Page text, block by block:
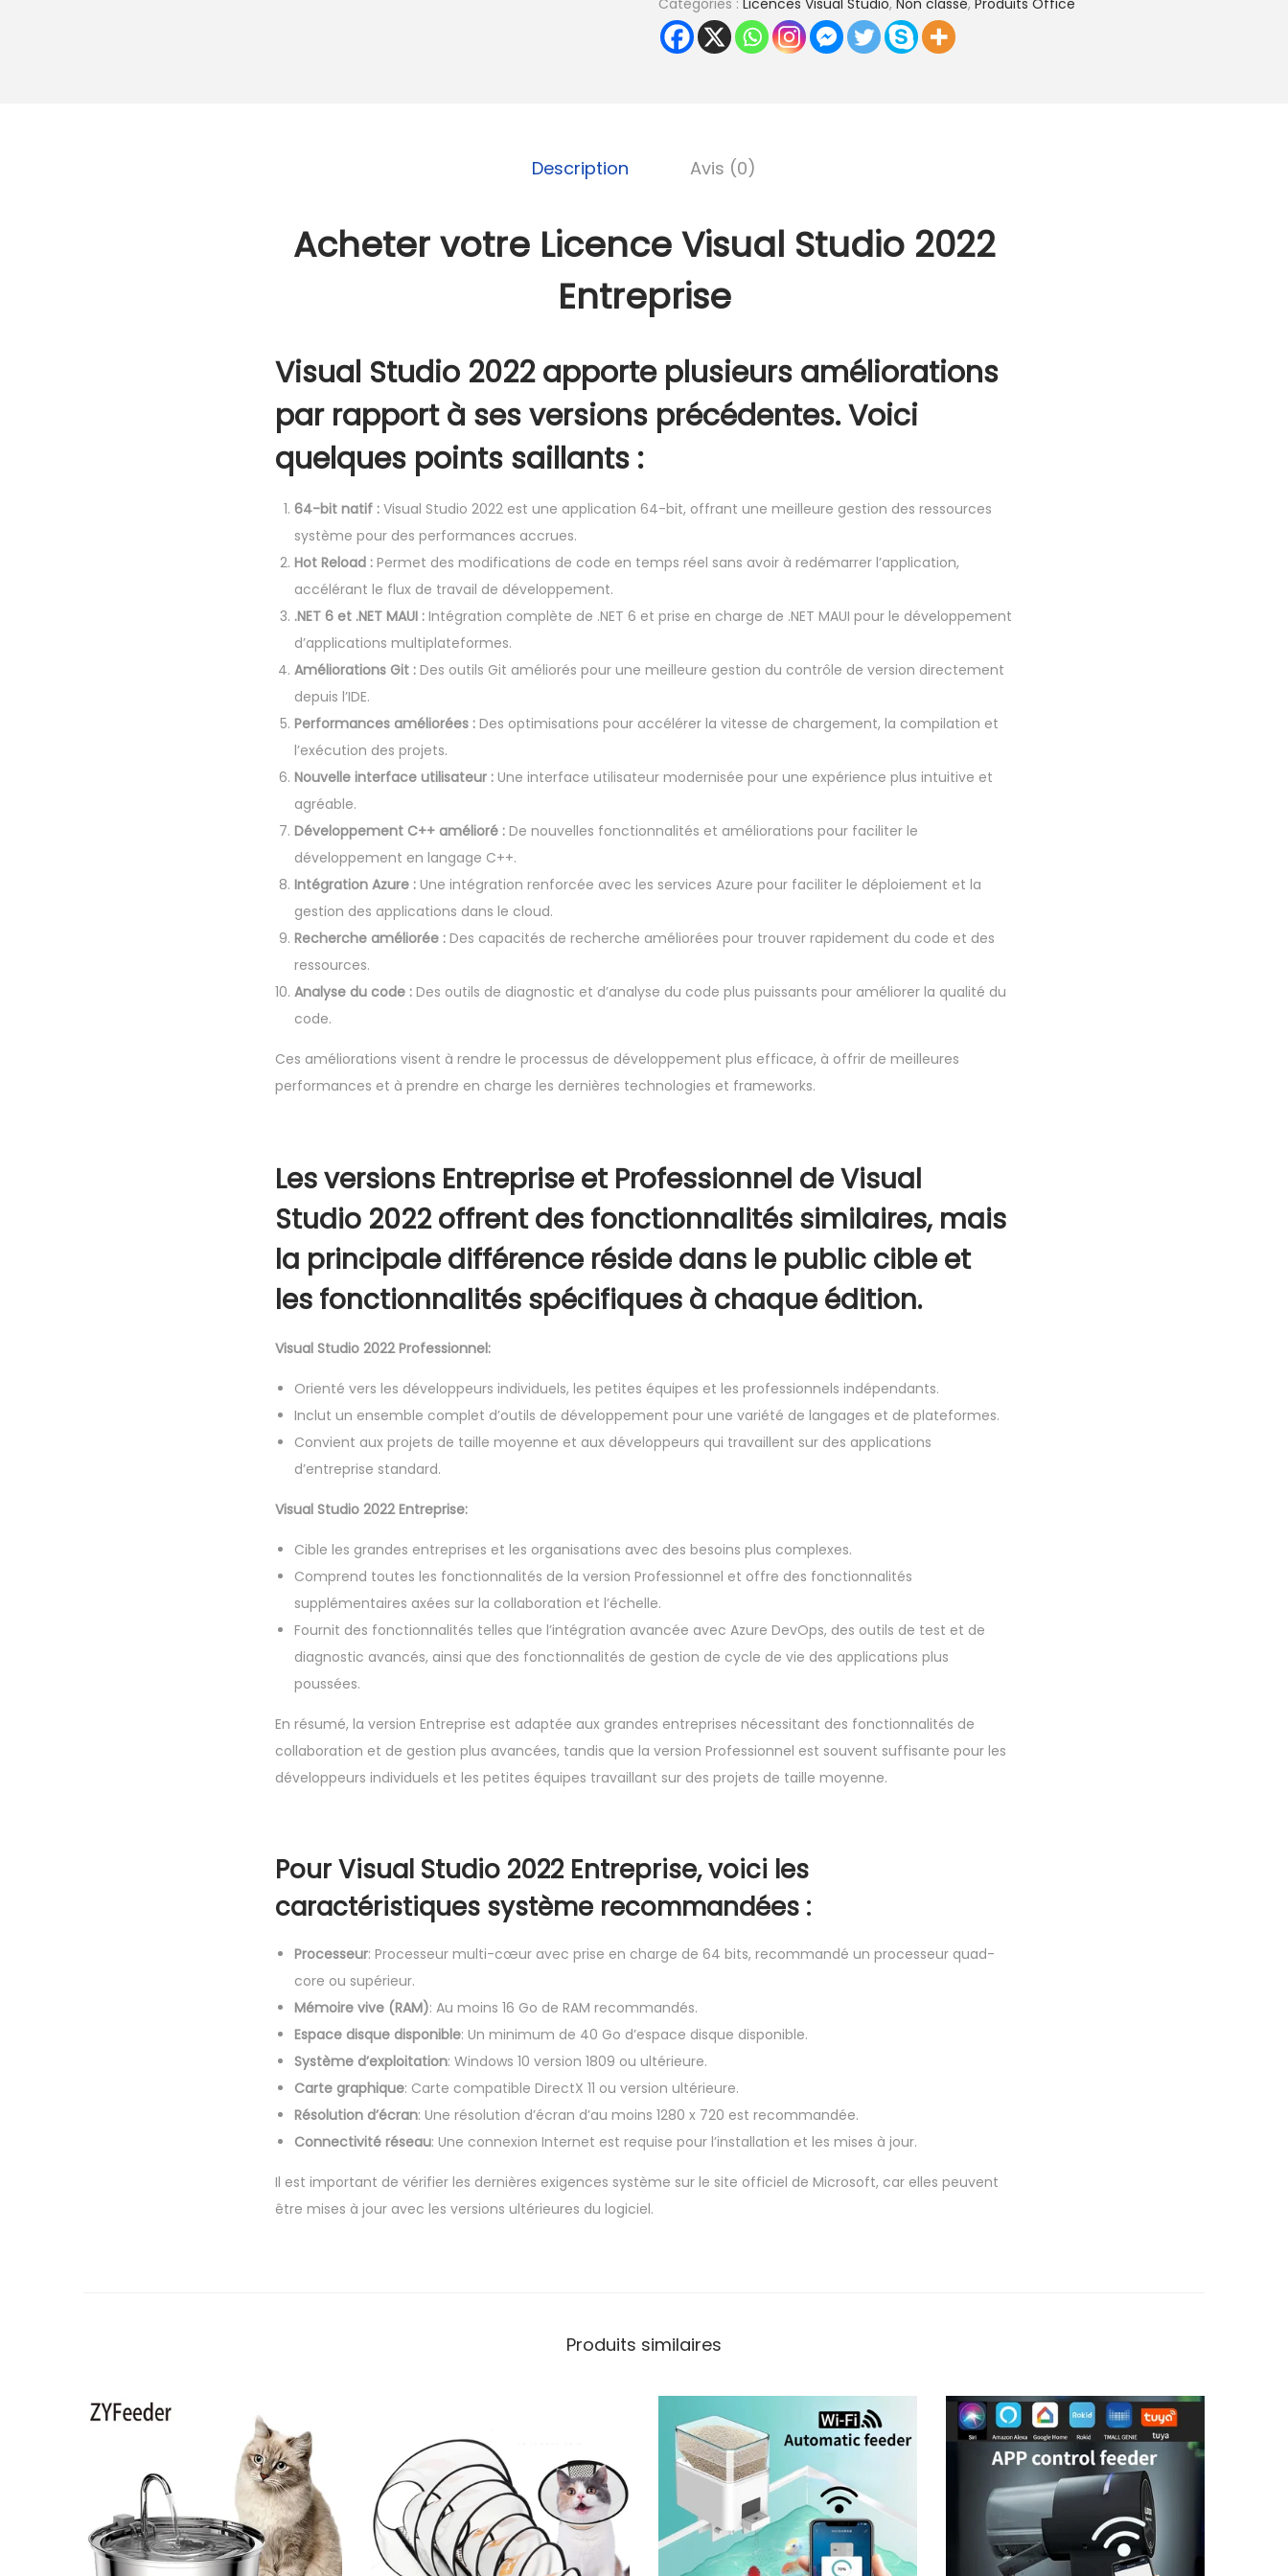
a
n
d
i
c
e
V
u
s
e
Catégories : Licences Visual Studio, Non classé, Produits Office
Description Avis (0)
Acheter votre Licence Visual Studio 2022
Entreprise
Visual Studio 2022 apporte plusieurs améliorations
par rapport à ses versions précédentes. Voici
quelques points saillants :
64-bit natif : Visual Studio 2022 est une application 64-bit, offrant une meilleure gestion des ressources
système pour des performances accrues.
Hot Reload : Permet des modifications de code en temps réel sans avoir à redémarrer l’application,
accélérant le flux de travail de développement.
.NET 6 et .NET MAUI : Intégration complète de .NET 6 et prise en charge de .NET MAUI pour le développement
d’applications multiplateformes.
Améliorations Git : Des outils Git améliorés pour une meilleure gestion du contrôle de version directement
depuis l’IDE.
Performances améliorées : Des optimisations pour accélérer la vitesse de chargement, la compilation et
l’exécution des projets.
Nouvelle interface utilisateur : Une interface utilisateur modernisée pour une expérience plus intuitive et
agréable.
Développement C++ amélioré : De nouvelles fonctionnalités et améliorations pour faciliter le
développement en langage C++.
Intégration Azure : Une intégration renforcée avec les services Azure pour faciliter le déploiement et la
gestion des applications dans le cloud.
Recherche améliorée : Des capacités de recherche améliorées pour trouver rapidement du code et des
ressources.
Analyse du code : Des outils de diagnostic et d’analyse du code plus puissants pour améliorer la qualité du
code.
Ces améliorations visent à rendre le processus de développement plus efficace, à offrir de meilleures
performances et à prendre en charge les dernières technologies et frameworks.
Les versions Entreprise et Professionnel de Visual
Studio 2022 offrent des fonctionnalités similaires, mais
la principale différence réside dans le public cible et
les fonctionnalités spécifiques à chaque édition.
Visual Studio 2022 Professionnel:
Orienté vers les développeurs individuels, les petites équipes et les professionnels indépendants.
Inclut un ensemble complet d’outils de développement pour une variété de langages et de plateformes.
Convient aux projets de taille moyenne et aux développeurs qui travaillent sur des applications
d’entreprise standard.
Visual Studio 2022 Entreprise:
Cible les grandes entreprises et les organisations avec des besoins plus complexes.
Comprend toutes les fonctionnalités de la version Professionnel et offre des fonctionnalités
supplémentaires axées sur la collaboration et l’échelle.
Fournit des fonctionnalités telles que l’intégration avancée avec Azure DevOps, des outils de test et de
diagnostic avancés, ainsi que des fonctionnalités de gestion de cycle de vie des applications plus
poussées.
En résumé, la version Entreprise est adaptée aux grandes entreprises nécessitant des fonctionnalités de
collaboration et de gestion plus avancées, tandis que la version Professionnel est souvent suffisante pour les
développeurs individuels et les petites équipes travaillant sur des projets de taille moyenne.
Pour Visual Studio 2022 Entreprise, voici les
caractéristiques système recommandées :
Processeur: Processeur multi-cœur avec prise en charge de 64 bits, recommandé un processeur quad-
core ou supérieur.
Mémoire vive (RAM): Au moins 16 Go de RAM recommandés.
Espace disque disponible: Un minimum de 40 Go d’espace disque disponible.
Système d’exploitation: Windows 10 version 1809 ou ultérieure.
Carte graphique: Carte compatible DirectX 11 ou version ultérieure.
Résolution d’écran: Une résolution d’écran d’au moins 1280 x 720 est recommandée.
Connectivité réseau: Une connexion Internet est requise pour l’installation et les mises à jour.
Il est important de vérifier les dernières exigences système sur le site officiel de Microsoft, car elles peuvent
être mises à jour avec les versions ultérieures du logiciel.
Produits similaires